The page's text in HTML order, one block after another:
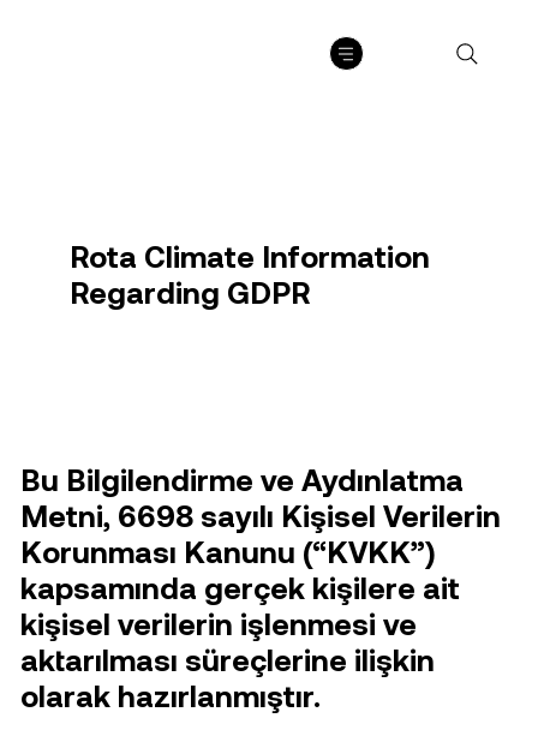
Rota Climate Information
Regarding GDPR
Bu Bilgilendirme ve Aydınlatma
Metni, 6698 sayılı Kişisel Verilerin
Korunması Kanunu (“KVKK”)
kapsamında gerçek kişilere ait
kişisel verilerin işlenmesi ve
aktarılması süreçlerine ilişkin
olarak hazırlanmıştır.